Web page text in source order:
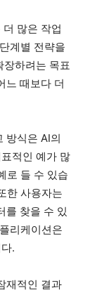
많은 작업
계별 전략을
장하려는 목표
느 때보다 더
방식은 AI의
적인 예가 많
로 들 수 있습
한 사용자는
를 찾을 수 있
리케이션은
.
재적인 결과